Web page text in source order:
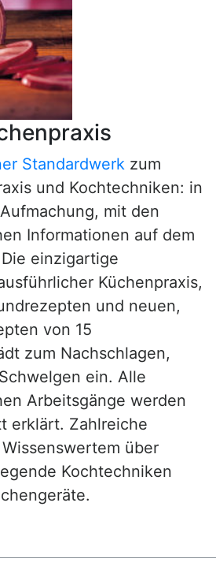
Standardwerk zum
und Kochtechniken: in
mit den
Informationen auf dem
einzigartige
Küchenpraxis,
und neuen,
von 15
zum Nachschlagen,
ein. Alle
Arbeitsgänge werden
erklärt. Zahlreiche
über
Kochtechniken